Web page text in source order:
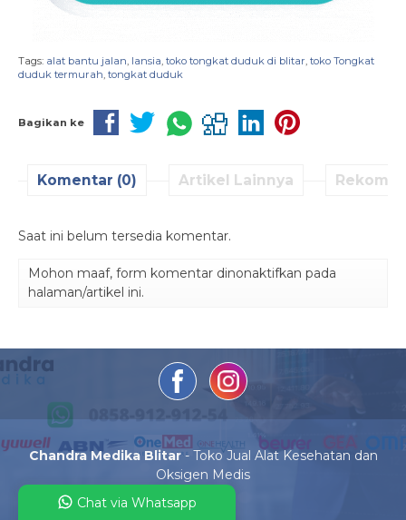
Tags: alat bantu jalan, lansia, toko tongkat duduk di blitar, toko Tongkat
duduk termurah, tongkat duduk
Bagikan ke
Komentar (0) Artikel Lainnya
Saat ini belum tersedia komentar.
Mohon maaf, form komentar dinonaktifkan pada
halaman/artikel ini.
Chandra Medika Blitar- Toko Jual Alat Kesehatan dan
Oksigen Medis
Chat via Whatsapp